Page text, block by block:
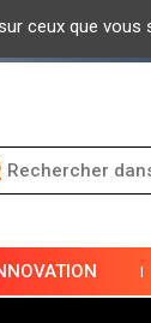
/ SALONS
ceux que vous